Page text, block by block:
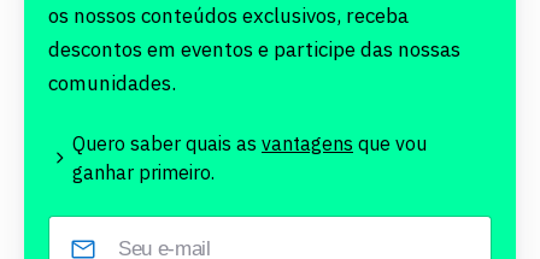
os nossos conteúdos exclusivos, receba
descontos em eventos e participe das nossas
comunidades.
Quero saber quais as vantagens que vou
ganhar primeiro.